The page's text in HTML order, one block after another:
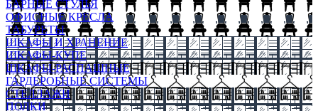
БАРНЫЕ СТУЛЬЯ
ОФИСНЫЕ КРЕСЛА
ТАБУРЕТЫ
ШКАФЫ И ХРАНЕНИЕ
ШКАФЫ-КУПЕ
ШКАФЫ-РАСПАШНЫЕ
ГАРДЕРОБНЫЕ СИСТЕМЫ
СТЕЛЛАЖИ
ПОЛКИ